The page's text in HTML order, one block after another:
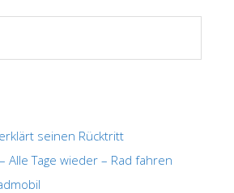
seinen Rücktritt
Alle Tage wieder – Rad fahren